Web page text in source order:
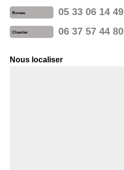
Bureau 05 33 06 14 49
Chantier 06 37 57 44 80
Nous localiser